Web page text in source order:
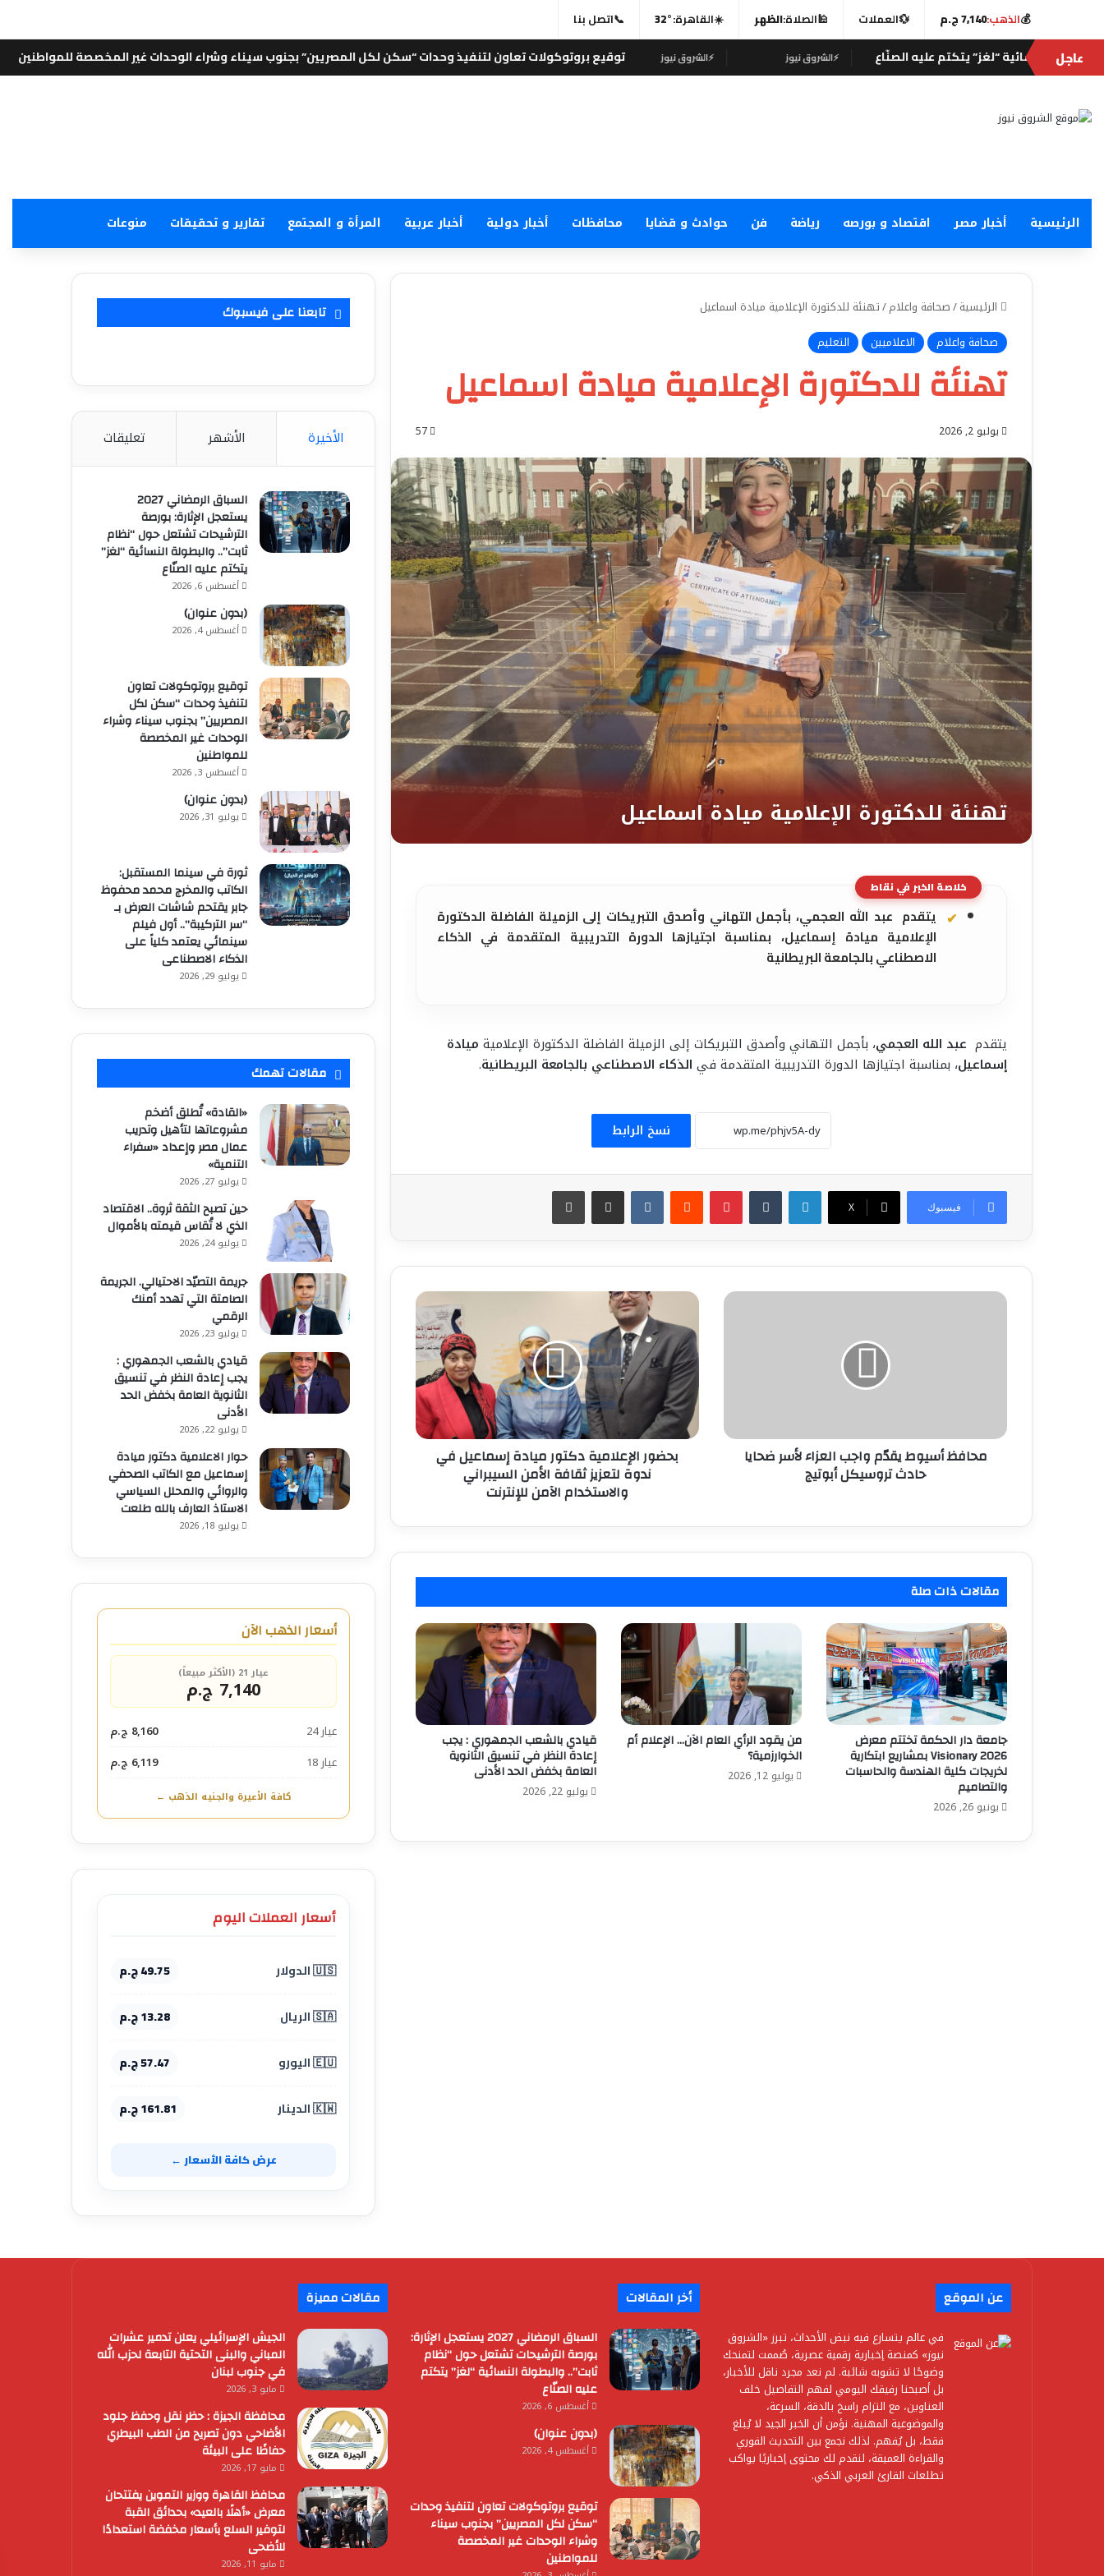
💰الذهب:7,140 ج.م 💱العملات 🕌الصلاة:الظهر ☀️القاهرة:32°
📞اتصل بنا
عاجل ⚡الشروق نيوز ⚡الشروق نيوز توقيع بروتوكولات تعاون لتنفيذ وحدات “سكن لكل المصريين” بجنوب سيناء وشراء الوحدات غير المخصصة للمواطنين ⚡الشروق نيوز
الرئيسية أخبار مصر اقتصاد و بورصه رياضة فن حوادث و قضايا محافظات أخبار دولية أخبار عربية المرأة و المجتمع تقارير و تحقيقات منوعات
الرئيسية/صحافة واعلام/تهنئة للدكتورة الإعلامية ميادة اسماعيل
صحافة واعلام
الاعلاميين التعليم
تهنئة للدكتورة الإعلامية ميادة اسماعيل
يوليو 2, 2026 57
خلاصة الخبر في نقاط
يتقدم عبد الله العجمي، بأجمل التهاني وأصدق التبريكات إلى الزميلة الفاضلة الدكتورة
الإعلامية ميادة إسماعيل، بمناسبة اجتيازها الدورة التدريبية المتقدمة في الذكاء
الاصطناعي بالجامعة البريطانية
يتقدم عبد الله العجمي، بأجمل التهاني وأصدق التبريكات إلى الزميلة الفاضلة الدكتورة الإعلامية ميادة
إسماعيل، بمناسبة اجتيازها الدورة التدريبية المتقدمة في الذكاء الاصطناعي بالجامعة البريطانية.
نسخ الرابط
فيسبوك ‫X
لينكدإن بينتيريست مشاركة عبر البريد طباعة
محافظ
تروسيكل
أبوتيجمحافظ أسيوط يقدّم واجب العزاء لأسر ضحايا
حادث تروسيكل أبوتيج
بحضور
الإعلامية
دكتور
ميادة
إسماعيل
في
ندوة
لتعزيز
ثقافة
الأمن
للإنترنت
بحضور الإعلامية دكتور ميادة إسماعيل في
ندوة لتعزيز ثقافة الأمن السيبراني
والاستخدام الآمن للإنترنت
مقالات ذات صلة
جامعة دار الحكمة تختتم معرض
Visionary 2026 بمشاريع ابتكارية
لخريجات كلية الهندسة والحاسبات
والتصاميم
يونيو 26, 2026
من يقود الرأي العام الآن… الإعلام أم
الخوارزمية؟
يوليو 12, 2026
قيادي بالشعب الجمهوري : يجب
إعادة النظر في تنسيق الثانوية
العامة بخفض الحد الأدنى
يوليو 22, 2026
تابعنا على فيسبوك
الأخيرة الأشهر تعليقات
السباق الرمضاني 2027
يستعجل الإثارة: بورصة
الترشيحات تشتعل حول “نظام
ثابت”.. والبطولة النسائية “لغز”
يتكتم عليه الصنّاع
أغسطس 6, 2026
(بدون عنوان)
أغسطس 4, 2026
توقيع بروتوكولات تعاون
لتنفيذ وحدات “سكن لكل
المصريين” بجنوب سيناء وشراء
الوحدات غير المخصصة
للمواطنين
أغسطس 3, 2026
(بدون عنوان)
يوليو 31, 2026
ثورة في سينما المستقبل:
الكاتب والمخرج محمد محفوظ
جابر يقتحم شاشات العرض بـ
“سر التركيبة”.. أول فيلم
سينمائي يعتمد كلياً على
الذكاء الاصطناعى
يوليو 29, 2026
مقالات تهمك
«القادة» تُطلق أضخم
مشروعاتها لتأهيل وتدريب
عمال مصر وإعداد «سفراء
التنمية»
يوليو 27, 2026
حين تصبح الثقة ثروة.. الاقتصاد
الذي لا تُقاس قيمته بالأموال
يوليو 24, 2026
جريمة التصيّد الاحتيالي. الجريمة
الصامتة التي تهدد أمنك
الرقمي
يوليو 23, 2026
قيادي بالشعب الجمهوري :
يجب إعادة النظر في تنسيق
الثانوية العامة بخفض الحد
الأدنى
يوليو 22, 2026
حوار الاعلامية دكتور ميادة
إسماعيل مع الكاتب الصحفي
والروائي والمحلل السياسي
الاستاذ العارف بالله طلعت
يوليو 18, 2026
أسعار الذهب الآن
عيار 21 (الأكثر مبيعاً)
7,140 ج.م
عيار 24
8,160 ج.م
عيار 18
6,119 ج.م
كافة الأعيرة والجنيه الذهب ←
أسعار العملات اليوم
🇺🇸 الدولار 49.75 ج.م
🇸🇦 الريال 13.28 ج.م
🇪🇺 اليورو 57.47 ج.م
🇰🇼 الدينار 161.81 ج.م
عرض كافة الأسعار ←
عن الموقع
في عالم يتسارع فيه نبض الأحداث، تبرز «الشروق
نيوز» كمنصة إخبارية رقمية عصرية، صُممت لتمنحك
وضوحًا لا تشوبه شائبة. لم نعد مجرد ناقل للأخبار،
بل أصبحنا رفيقك اليومي لفهم التفاصيل خلف
العناوين، مع التزام راسخ بالدقة، السرعة،
والموضوعية المهنية. نؤمن أن الخبر الجيد لا يُبلغ
فقط، بل يُفهم. لذلك نجمع بين التحديث الفوري
والقراءة العميقة، لنقدم لك محتوى إخباريًا يواكب
تطلعات القارئ العربي الذكي.
أخر المقالات
السباق الرمضاني 2027 يستعجل الإثارة:
بورصة الترشيحات تشتعل حول “نظام
ثابت”.. والبطولة النسائية “لغز” يتكتم
عليه الصنّاع
أغسطس 6, 2026
(بدون عنوان)
أغسطس 4, 2026
توقيع بروتوكولات تعاون لتنفيذ وحدات
“سكن لكل المصريين” بجنوب سيناء
وشراء الوحدات غير المخصصة
للمواطنين
مقالات مميزة
الجيش الإسرائيلي يعلن تدمير عشرات
المباني والبنى التحتية التابعة لحزب الله
في جنوب لبنان
مايو 3, 2026
محافظة الجيزة : حظر نقل وحفظ جلود
الأضاحي دون تصريح من الطب البيطري
حفاظًا على البيئة
مايو 17, 2026
محافظ القاهرة ووزير التموين يفتتحان
معرض «أهلًا بالعيد» بحدائق القبة
لتوفير السلع بأسعار مخفضة استعدادًا
للأضحى
مايو 11, 2026